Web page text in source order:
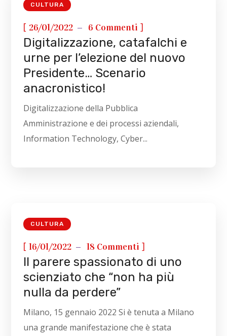
CULTURA
[ 26/01/2022 6 Commenti ]
Digitalizzazione, catafalchi e
urne per l’elezione del nuovo
Presidente… Scenario
anacronistico!
Digitalizzazione della Pubblica
Amministrazione e dei processi aziendali,
Information Technology, Cyber...
CULTURA
[16/01/2022 18 Commenti ]
Il parere spassionato di uno
scienziato che “non ha più
nulla da perdere”
Milano, 15 gennaio 2022 Si è tenuta a Milano
una grande manifestazione che è stata